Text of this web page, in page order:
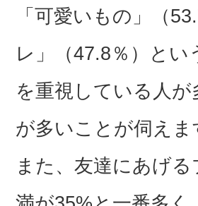
「可愛いもの」（
レ」（47.8％）と
を重視している人
が多いことが伺えま
また、友達にあげ